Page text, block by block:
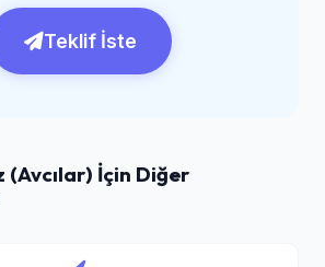
Teklif İste
(Avcılar) İçin Diğer